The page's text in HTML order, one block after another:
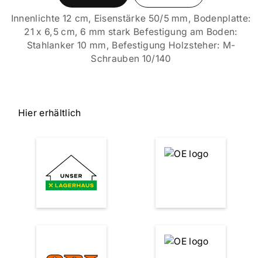
Innenlichte 12 cm, Eisenstärke 50/5 mm, Bodenplatte:
21 x 6,5 cm, 6 mm stark Befestigung am Boden:
Stahlanker 10 mm, Befestigung Holzsteher: M-
Schrauben 10/140
Hier erhältlich